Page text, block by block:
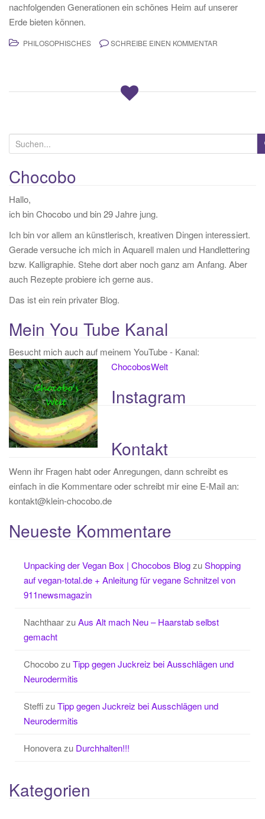
nachfolgenden Generationen ein schönes Heim auf unserer
Erde bieten können.
PHILOSOPHISCHES SCHREIBE EINEN KOMMENTAR
u
c
h
e
n
a
c
h
Chocobo
Hallo,
ich bin Chocobo und bin 29 Jahre jung.
Ich bin vor allem an künstlerisch, kreativen Dingen interessiert.
Gerade versuche ich mich in Aquarell malen und Handlettering
bzw. Kalligraphie. Stehe dort aber noch ganz am Anfang. Aber
auch Rezepte probiere ich gerne aus.
Das ist ein rein privater Blog.
Mein You Tube Kanal
Besucht mich auch auf meinem YouTube - Kanal:
ChocobosWelt
Instagram
Kontakt
Wenn ihr Fragen habt oder Anregungen, dann schreibt es
einfach in die Kommentare oder schreibt mir eine E-Mail an:
kontakt@klein-chocobo.de
Neueste Kommentare
Unpacking der Vegan Box | Chocobos BlogzuShopping
auf vegan-total.de + Anleitung für vegane Schnitzel von
911newsmagazin
NachthaarzuAus Alt mach Neu – Haarstab selbst
gemacht
ChocobozuTipp gegen Juckreiz bei Ausschlägen und
Neurodermitis
SteffizuTipp gegen Juckreiz bei Ausschlägen und
Neurodermitis
Honoverazu Durchhalten!!!
Kategorien